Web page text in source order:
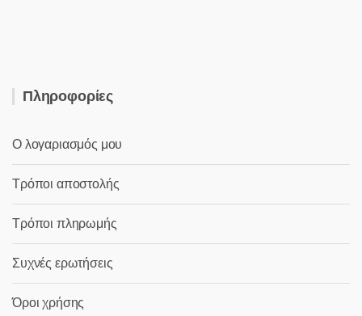
Πληροφορίες
Ο λογαριασμός μου
Τρόποι αποστολής
Τρόποι πληρωμής
Συχνές ερωτήσεις
Όροι χρήσης